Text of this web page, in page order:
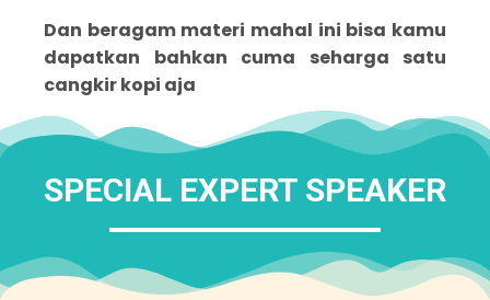
Dan beragam materi mahal ini bisa kamu
dapatkan bahkan cuma seharga satu
cangkir kopi aja
SPECIAL EXPERT SPEAKER